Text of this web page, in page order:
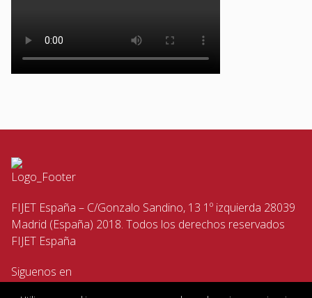
FIJET España – C/Gonzalo Sandino, 13 1º izquierda 28039
Madrid (España) 2018. Todos los derechos reservados
FIJET España
Siguenos en